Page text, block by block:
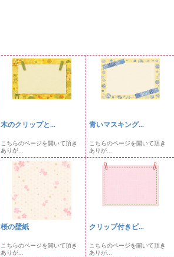
木のクリップと...
こちらのページを開いて頂き
ありが...
青いマスキング...
こちらのページを開いて頂き
ありが...
桜の壁紙
こちらのページを開いて頂き
ありが...
クリップ付きピ...
こちらのページを開いて頂き
ありが...